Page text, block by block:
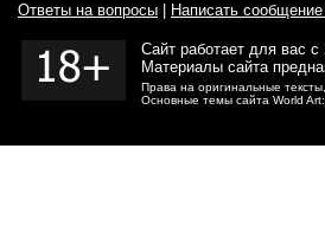
Ответы на вопросы Написать
Сайт работает для вас с
Материалы сайта
Права на оригинальные
Основные темы сайта World Art: